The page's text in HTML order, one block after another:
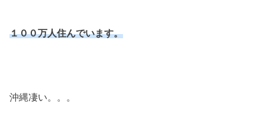
１００万人住んでいます。
沖縄凄い。。。